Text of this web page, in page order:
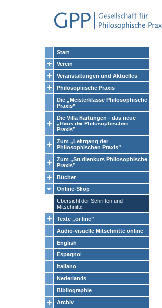
Start
Verein
Veranstaltungen und Aktuelles
Philosophische Praxis
Die „Meisterklasse Philosophische
Praxis”
Die Villa Hartungen - das neue
„Haus der Philosophischen
Praxis”
Zum „Lehrgang der
Philosophischen Praxis”
Zum „Studienkurs Philosophische
Praxis”
Bücher
Online-Shop
Übersicht der Schriften und
Mitschnitte
Texte „online”
Audio-visuelle Mitschnitte online
English
Espagnol
Italiano
Nederlands
Bibliographie
Archiv